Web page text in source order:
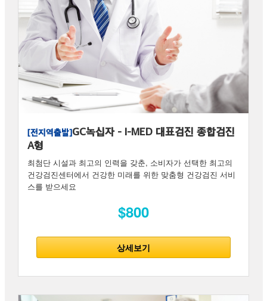
[전지역출발]GC녹십자 - I-MED 대표검진 종합검진
A형
최첨단 시설과 최고의 인력을 갖춘, 소비자가 선택한 최고의
건강검진센터에서 건강한 미래를 위한 맞춤형 건강검진 서비
스를 받으세요
$800
상세보기